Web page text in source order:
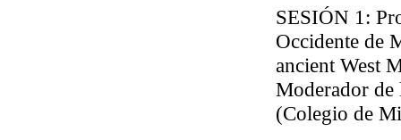
SESIÓN 1 :
Occidente de
ancient West
Moderador de
(Colegio de